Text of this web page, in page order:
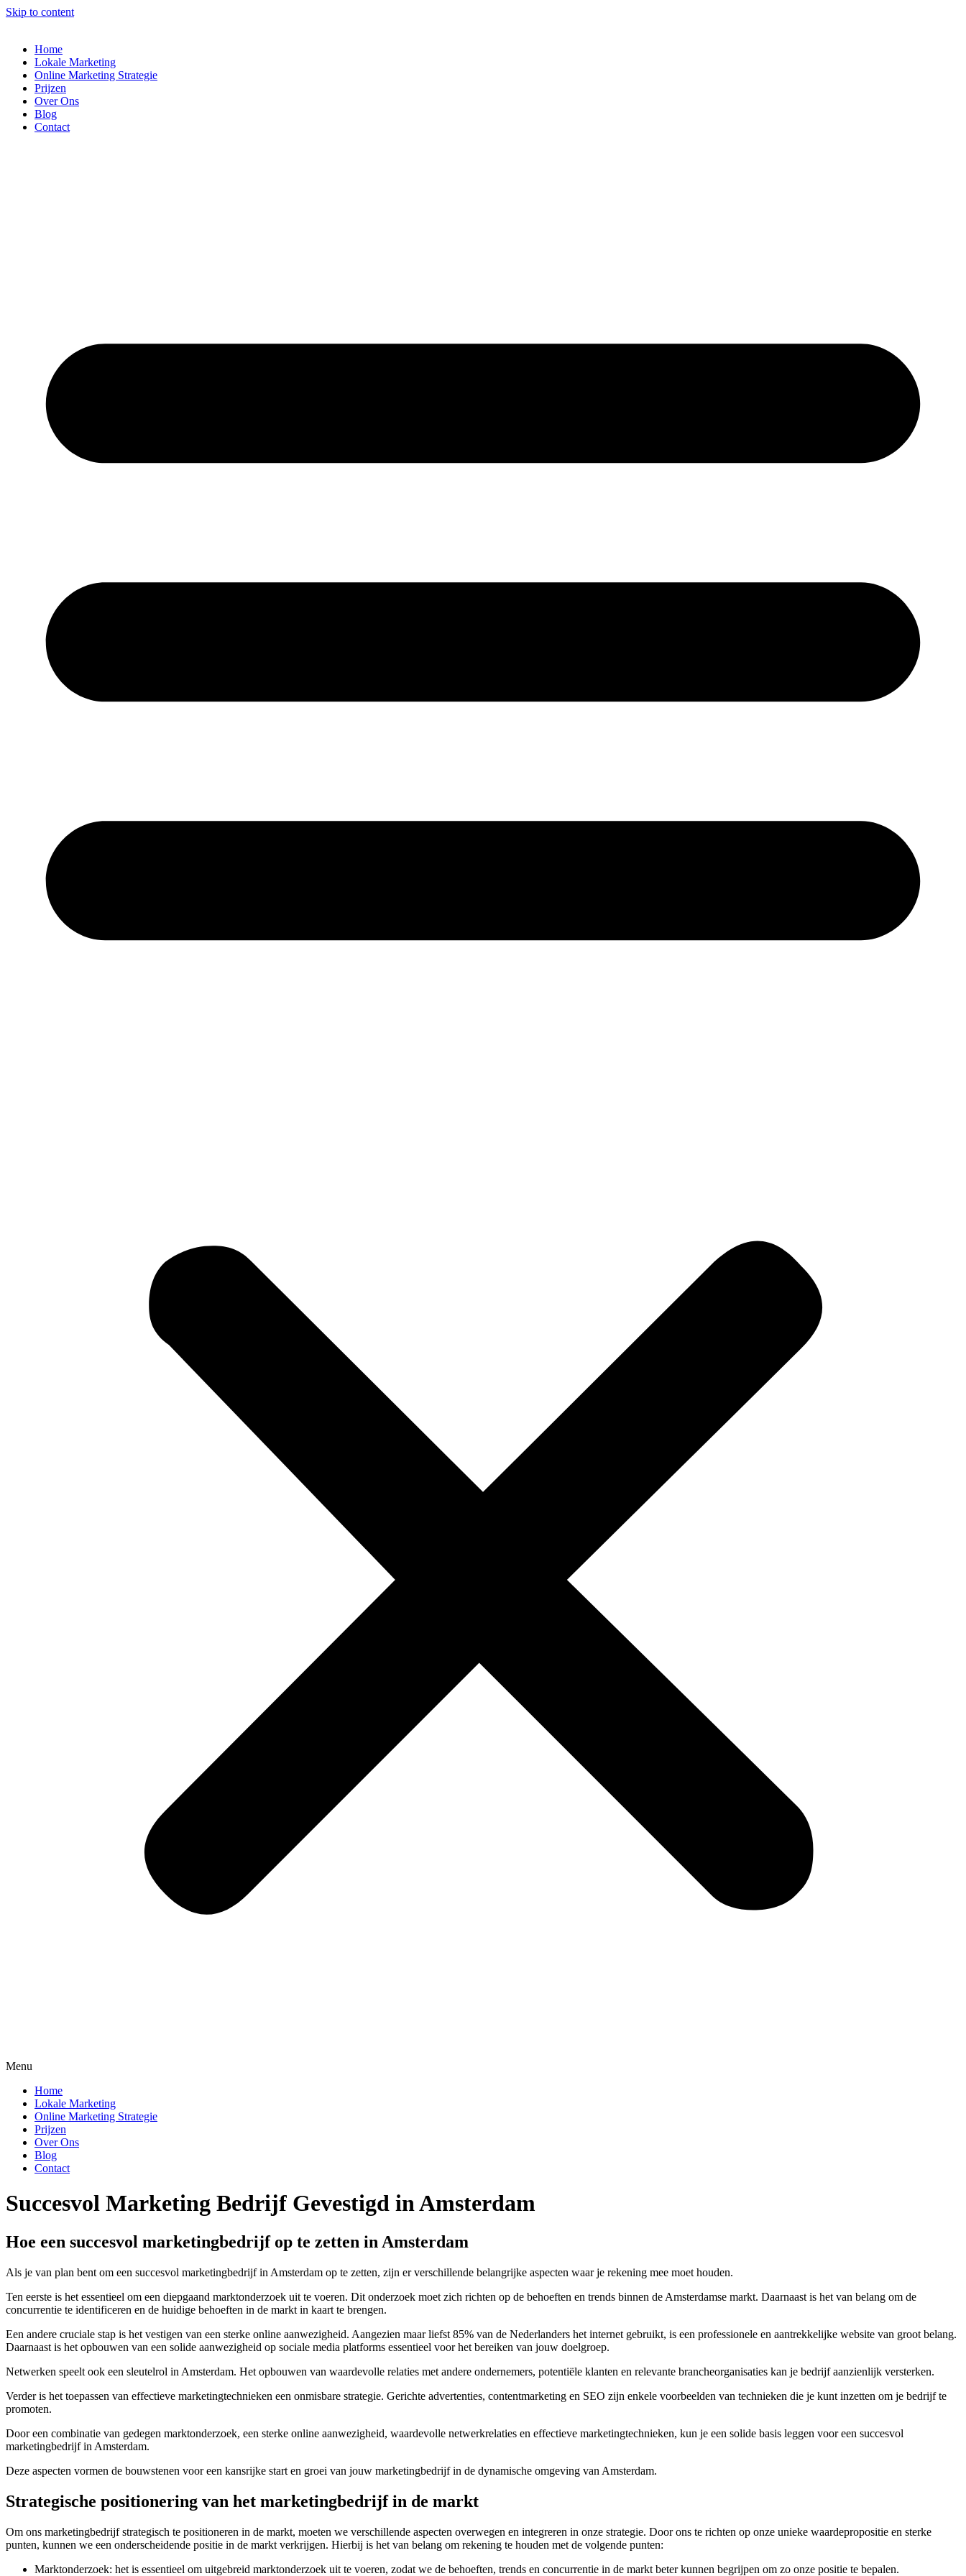
Skip to content
Home
Lokale Marketing
Online Marketing Strategie
Prijzen
Over Ons
Blog
Contact
Menu
Home
Lokale Marketing
Online Marketing Strategie
Prijzen
Over Ons
Blog
Contact
Succesvol Marketing Bedrijf Gevestigd in Amsterdam
Hoe een succesvol marketingbedrijf op te zetten in Amsterdam
Als je van plan bent om een succesvol marketingbedrijf in Amsterdam op te zetten, zijn er verschillende belangrijke aspecten waar je rekening mee moet houden.
Ten eerste is het essentieel om een diepgaand marktonderzoek uit te voeren. Dit onderzoek moet zich richten op de behoeften en trends binnen de Amsterdamse markt. Daarnaast is het van belang om de
concurrentie te identificeren en de huidige behoeften in de markt in kaart te brengen.
Een andere cruciale stap is het vestigen van een sterke online aanwezigheid. Aangezien maar liefst 85% van de Nederlanders het internet gebruikt, is een professionele en aantrekkelijke website van groot belang.
Daarnaast is het opbouwen van een solide aanwezigheid op sociale media platforms essentieel voor het bereiken van jouw doelgroep.
Netwerken speelt ook een sleutelrol in Amsterdam. Het opbouwen van waardevolle relaties met andere ondernemers, potentiële klanten en relevante brancheorganisaties kan je bedrijf aanzienlijk versterken.
Verder is het toepassen van effectieve marketingtechnieken een onmisbare strategie. Gerichte advertenties, contentmarketing en SEO zijn enkele voorbeelden van technieken die je kunt inzetten om je bedrijf te
promoten.
Door een combinatie van gedegen marktonderzoek, een sterke online aanwezigheid, waardevolle netwerkrelaties en effectieve marketingtechnieken, kun je een solide basis leggen voor een succesvol
marketingbedrijf in Amsterdam.
Deze aspecten vormen de bouwstenen voor een kansrijke start en groei van jouw marketingbedrijf in de dynamische omgeving van Amsterdam.
Strategische positionering van het marketingbedrijf in de markt
Om ons marketingbedrijf strategisch te positioneren in de markt, moeten we verschillende aspecten overwegen en integreren in onze strategie. Door ons te richten op onze unieke waardepropositie en sterke
punten, kunnen we een onderscheidende positie in de markt verkrijgen. Hierbij is het van belang om rekening te houden met de volgende punten:
Marktonderzoek: het is essentieel om uitgebreid marktonderzoek uit te voeren, zodat we de behoeften, trends en concurrentie in de markt beter kunnen begrijpen om zo onze positie te bepalen.